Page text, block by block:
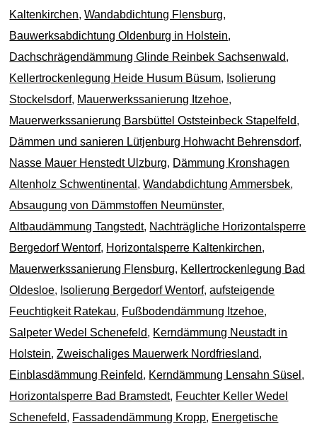
Kaltenkirchen,Wandabdichtung Flensburg,
Bauwerksabdichtung Oldenburg in Holstein,
Dachschrägendämmung Glinde Reinbek Sachsenwald,
Kellertrockenlegung Heide Husum Büsum, Isolierung
Stockelsdorf, Mauerwerkssanierung Itzehoe,
Mauerwerkssanierung Barsbüttel Oststeinbeck Stapelfeld,
Dämmen und sanieren Lütjenburg Hohwacht Behrensdorf,
Nasse Mauer Henstedt Ulzburg, Dämmung Kronshagen
Altenholz Schwentinental ,Wandabdichtung Ammersbek,
Absaugung von Dämmstoffen Neumünster,
Altbaudämmung Tangstedt, Nachträgliche Horizontalsperre
Bergedorf Wentorf, Horizontalsperre Kaltenkirchen,
Mauerwerkssanierung Flensburg, Kellertrockenlegung Bad
Oldesloe, Isolierung Bergedorf Wentorf,aufsteigende
Feuchtigkeit Ratekau, Fußbodendämmung Itzehoe,
Salpeter Wedel Schenefeld, Kerndämmung Neustadt in
Holstein,Zweischaliges Mauerwerk Nordfriesland,
Einblasdämmung Reinfeld, Kerndämmung Lensahn Süsel ,
Horizontalsperre Bad Bramstedt, Feuchter Keller Wedel
Schenefeld, Fassadendämmung Kropp, Energetische